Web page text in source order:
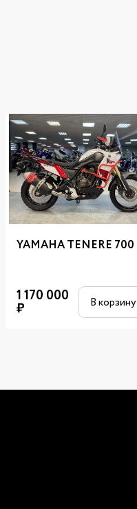
YAMAHA TENERE 700
1 170 000
₽ В корзину